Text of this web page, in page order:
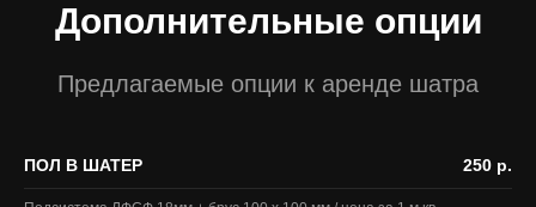
Дополнительные опции
Предлагаемые опции к аренде шатра
ПОЛ В ШАТЕР 250 р.